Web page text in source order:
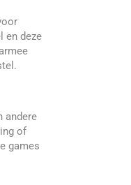
en deze
andere
of
games